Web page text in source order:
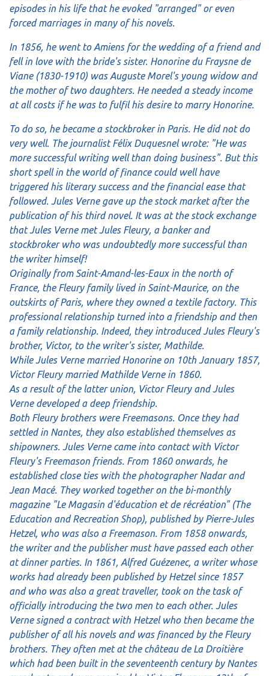
episodes in his life that he evoked "arranged" or even
forced marriages in many of his novels.
In 1856, he went to Amiens for the wedding of a friend and
fell in love with the bride's sister. Honorine du Fraysne de
Viane (1830-1910) was Auguste Morel's young widow and
the mother of two daughters. He needed a steady income
at all costs if he was to fulfil his desire to marry Honorine.
To do so, he became a stockbroker in Paris. He did not do
very well. The journalist Félix Duquesnel wrote: "He was
more successful writing well than doing business". But this
short spell in the world of finance could well have
triggered his literary success and the financial ease that
followed. Jules Verne gave up the stock market after the
publication of his third novel. It was at the stock exchange
that Jules Verne met Jules Fleury, a banker and
stockbroker who was undoubtedly more successful than
the writer himself!
Originally from Saint-Amand-les-Eaux in the north of
France, the Fleury family lived in Saint-Maurice, on the
outskirts of Paris, where they owned a textile factory. This
professional relationship turned into a friendship and then
a family relationship. Indeed, they introduced Jules Fleury's
brother, Victor, to the writer's sister, Mathilde.
While Jules Verne married Honorine on 10th January 1857,
Victor Fleury married Mathilde Verne in 1860.
As a result of the latter union, Victor Fleury and Jules
Verne developed a deep friendship.
Both Fleury brothers were Freemasons. Once they had
settled in Nantes, they also established themselves as
shipowners. Jules Verne came into contact with Victor
Fleury's Freemason friends. From 1860 onwards, he
established close ties with the photographer Nadar and
Jean Macé. They worked together on the bi-monthly
magazine "Le Magasin d'éducation et de récréation" (The
Education and Recreation Shop), published by Pierre-Jules
Hetzel, who was also a Freemason. From 1858 onwards,
the writer and the publisher must have passed each other
at dinner parties. In 1861, Alfred Guézenec, a writer whose
works had already been published by Hetzel since 1857
and who was also a great traveller, took on the task of
officially introducing the two men to each other. Jules
Verne signed a contract with Hetzel who then became the
publisher of all his novels and was financed by the Fleury
brothers. They often met at the château de La Droitière
which had been built in the seventeenth century by Nantes